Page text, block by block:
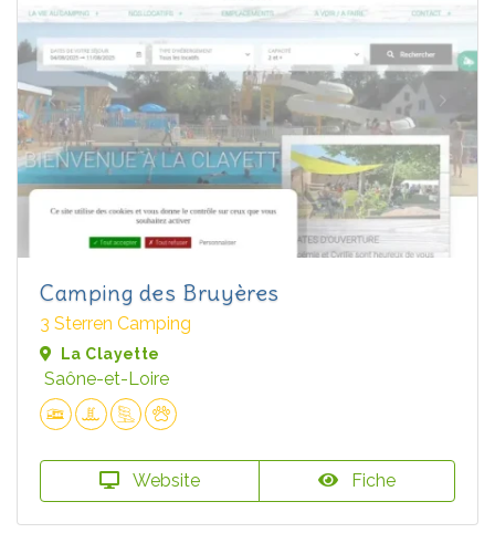
Camping des Bruyères
3 Sterren Camping
La Clayette
Saône-et-Loire
Website Fiche